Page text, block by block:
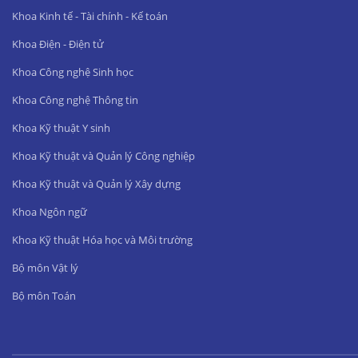
Khoa Kinh tế - Tài chính - Kế toán
Khoa Điện - Điện tử
Khoa Công nghệ Sinh học
Khoa Công nghệ Thông tin
Khoa Kỹ thuật Y sinh
Khoa Kỹ thuật và Quản lý Công nghiệp
Khoa Kỹ thuật và Quản lý Xây dựng
Khoa Ngôn ngữ
Khoa Kỹ thuật Hóa học và Môi trường
Bộ môn Vật lý
Bộ môn Toán